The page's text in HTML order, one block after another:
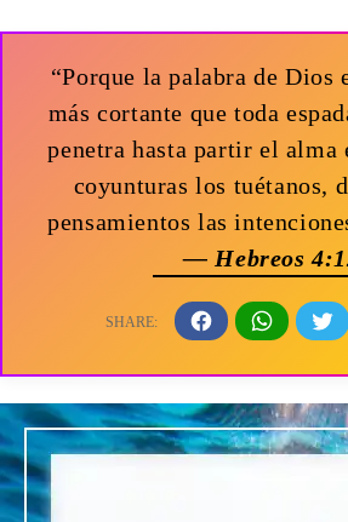
“Porque la palabra de Dios
más cortante que toda
penetra hasta partir el
coyunturas los tuétanos,
pensamientos las
— Hebreos